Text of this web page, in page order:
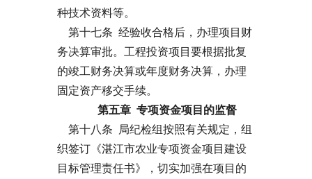
种技术资料等。
第十七条 经验收合格后，办理项目财
务决算审批。工程投资项目要根据批复
的竣工财务决算或年度财务决算，办理
固定资产移交手续。
第五章 专项资金项目的监督
第十八条 局纪检组按照有关规定，组
织签订《湛江市农业专项资金项目建设
目标管理责任书》，切实加强在项目的